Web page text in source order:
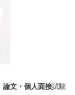
論文・個人面接試験